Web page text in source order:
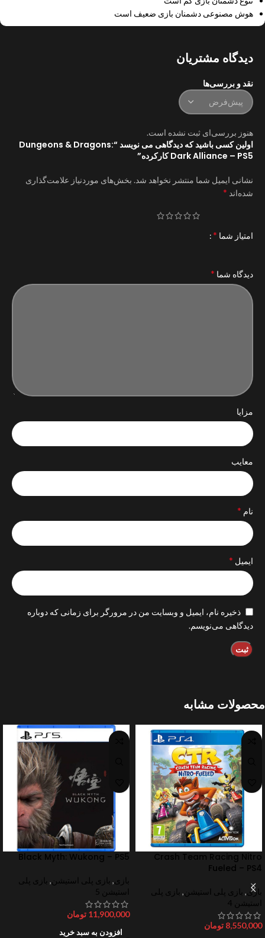
هوش مصنوعی دشمنان بازی ضعیف است
دیدگاه مشتریان
نقد و بررسی‌ها
هنوز بررسی‌ای ثبت نشده است.
اولین کسی باشید که دیدگاهی می نویسد “Dungeons & Dragons:
Dark Alliance – PS5 کارکرده”
نشانی ایمیل شما منتشر نخواهد شد. بخش‌های موردنیاز علامت‌گذاری
شده‌اند *
امتیاز شما *
دیدگاه شما *
مزایا
معایب
نام *
ایمیل *
ذخیره نام، ایمیل و وبسایت من در مرورگر برای زمانی که دوباره
دیدگاهی می‌نویسم.
محصولات مشابه
Crash Team Racing Nitro
Fueled – PS4
بازی, بازی پلی استیشن , بازی پلی
استیشن 4
8,550,000 تومان
Black Myth: Wukong – PS5
بازی, بازی پلی استیشن , بازی پلی
استیشن 5
11,900,000 تومان
افزودن به سبد خرید